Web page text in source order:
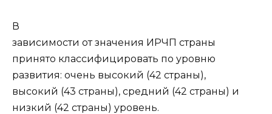
В
зависимости от значения ИРЧП страны
принято классифицировать по уровню
развития: очень высокий (42 страны),
высокий (43 страны), средний (42 страны) и
низкий (42 страны) уровень.